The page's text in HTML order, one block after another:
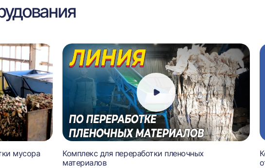
мусора
Комплекс для переработки пленочных
материалов